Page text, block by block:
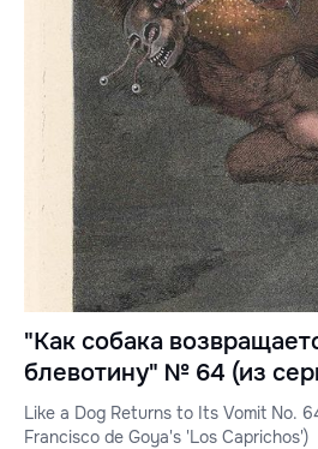
"Как собака
блевотину" № 64 (из
Капричос" Франсиско
Like a Dog Returns to Its Vomit No.
Francisco de Goya's 'Los Caprichos')